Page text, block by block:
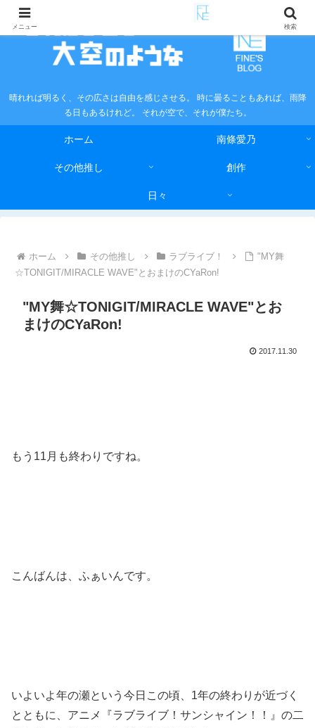
晴れれば明るく、その広さは自由を感じさせる。 時に曇ることもあれば、雨降
る日もあるけれど。 それが空で、それが僕たち。
ホーム 南條愛乃
その他推し 創作
日々
ホーム その他推し ラブライブ！
"MY舞
☆TONIGIT/MIRACLE WAVE"とおまけのCYaRon!
"MY舞☆TONIGIT/MIRACLE WAVE"とお
まけのCYaRon!
2017.11.30
もう11月も終わりですね。
こんばんは、ふぁいんです。
いよいよ年の瀬という今日この頃、1年の終わりが近づく
とともに、アニメ『ラブライブ！サンシャイン！！』の二
メニュー 検索